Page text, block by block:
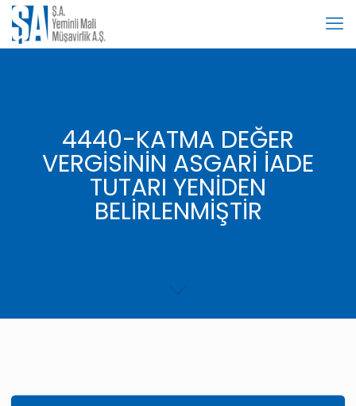
4440-KATMA DEĞER
VERGİSİNİN ASGARİ İADE
TUTARI YENİDEN
BELİRLENMİŞTİR